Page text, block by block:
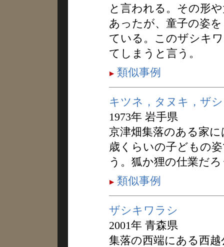
と言われる。その形
あったが、童子の姿
ている。このザシキ
てしまうと言う。
類似事例
キツネ，タヌキ，ザ
1973年 岩手県
京津畑集落のある家
歳くらいの子どもの
う。狐か狸の仕業だ
類似事例
ザシキワラシ
2001年 青森県
集落の西端にある西